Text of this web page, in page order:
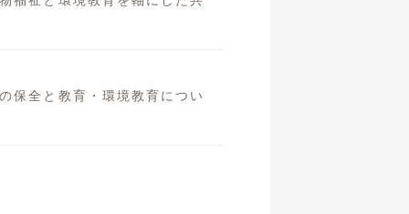
保全と教育・環境教育につい